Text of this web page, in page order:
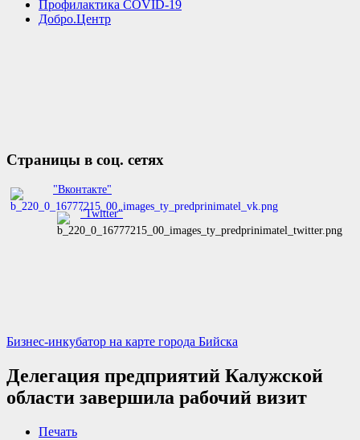
Профилактика COVID-19
Добро.Центр
Страницы в соц. сетях
"Вконтакте"
"Twitter"
Бизнес-инкубатор на карте города Бийска
Делегация предприятий Калужской
области завершила рабочий визит
Печать